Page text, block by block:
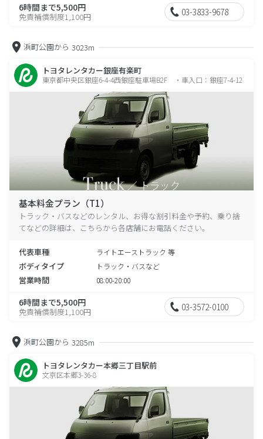
6時間まで5,500円
免責補償制度1,100円 03-3833-9678
浜町公園から 3023m
トヨタレンタカー銀座有楽町
東京都中央区銀座6-4-4西銀座駐車場B2F ・車入口：銀座7-4-12
基本料金プラン（T1）
トラック・バスなどのレンタル、お得な割引料金や予約、乗り捨
てなどの詳細は、こちらから各店舗にお電話ください。
代表車種 ライトエーストラック 等
ボディタイプ トラック・バスなど
営業時間 08:00-20:00
6時間まで5,500円
免責補償制度1,100円 03-3572-0100
浜町公園から 3285m
トヨタレンタカー本郷三丁目駅前
文京区本郷3-36-8